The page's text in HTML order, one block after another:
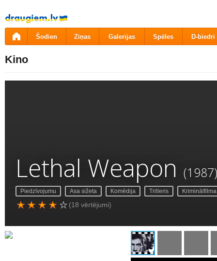
Pāriet
uz
saturu
Šodien Ziņas Galerijas Spēles D-biedri
Kino
Lethal Weapon (1987)
Piedzīvojumu Asa sižeta Komēdija Trilleris Kriminālfilma
(18 vērtējumi)